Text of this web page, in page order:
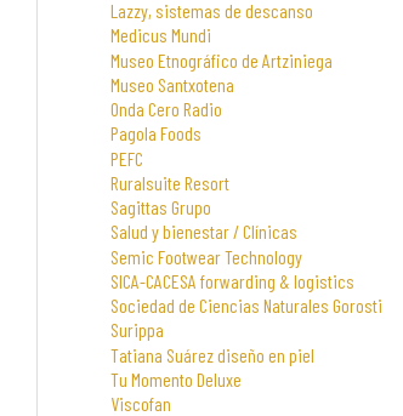
Lazzy, sistemas de descanso
Medicus Mundi
Museo Etnográfico de Artziniega
Museo Santxotena
Onda Cero Radio
Pagola Foods
PEFC
Ruralsuite Resort
Sagittas Grupo
Salud y bienestar / Clínicas
Semic Footwear Technology
SICA-CACESA forwarding & logistics
Sociedad de Ciencias Naturales Gorosti
Surippa
Tatiana Suárez diseño en piel
Tu Momento Deluxe
Viscofan